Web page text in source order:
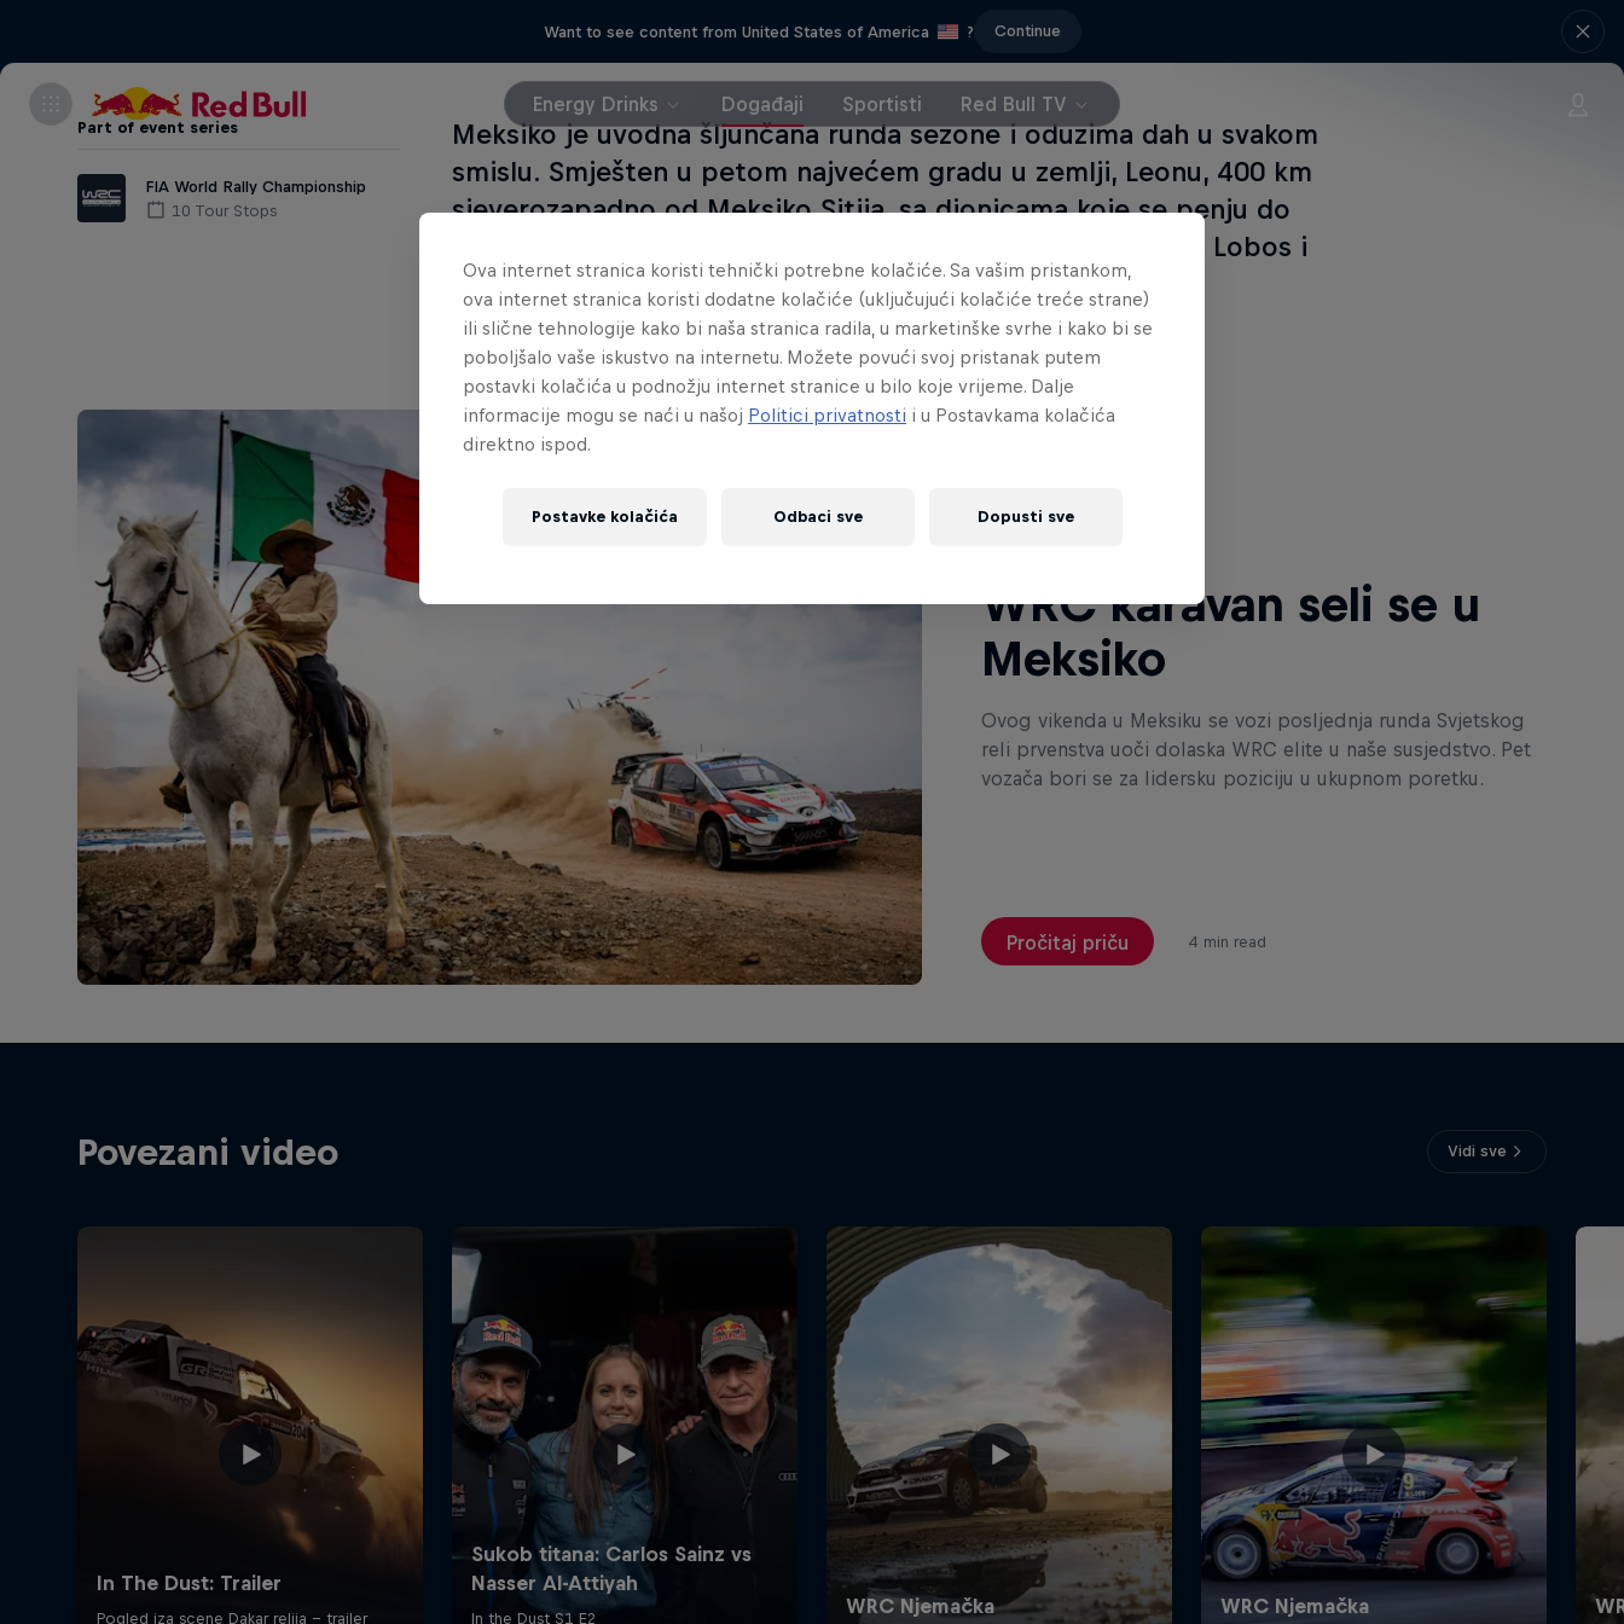
Want to see content from United States of America ? Continue
Energy Drinks Događaji Sportisti Red Bull TV
Part of event series
FIA World Rally Championship
10 Tour Stops
Meksiko je uvodna šljunčana runda sezone i oduzima dah u svakom
smislu. Smješten u petom najvećem gradu u zemlji, Leonu, 400 km
sjeverozapadno od Meksiko Sitija, sa dionicama koje se penju do
razrijeđenog zraka i zadivljujućih pejzaža planina Sierra de Lobos i
Sierra Guanajuato.
WRC karavan seli se u
Meksiko
Ovog vikenda u Meksiku se vozi posljednja runda Svjetskog
reli prvenstva uoči dolaska WRC elite u naše susjedstvo. Pet
vozača bori se za lidersku poziciju u ukupnom poretku.
Pročitaj priču 4 min read
Povezani video Vidi sve
Ova internet stranica koristi tehnički potrebne kolačiće. Sa vašim pristankom,
ova internet stranica koristi dodatne kolačiće (uključujući kolačiće treće strane)
ili slične tehnologije kako bi naša stranica radila, u marketinške svrhe i kako bi se
poboljšalo vaše iskustvo na internetu. Možete povući svoj pristanak putem
postavki kolačića u podnožju internet stranice u bilo koje vrijeme. Dalje
informacije mogu se naći u našoj Politici privatnosti i u Postavkama kolačića
direktno ispod.
Postavke kolačića Odbaci sve Dopusti sve